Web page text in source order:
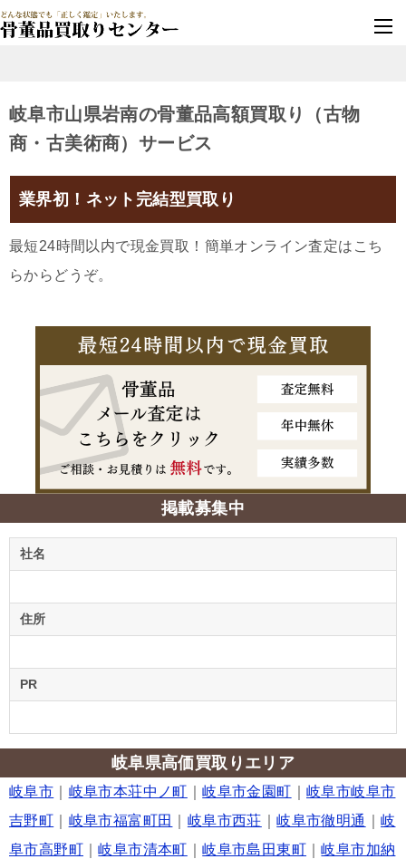
岐阜市山県岩南の骨董品高額買取り（古物
商・古美術商）サービス
業界初！ネット完結型買取り
最短24時間以内で現金買取！簡単オンライン査定はこち
らからどうぞ。
掲載募集中
社名
住所
PR
岐阜県高価買取りエリア
岐阜市 岐阜市本荘中ノ町 ｜岐阜市金園町 ｜岐阜市岐阜市
吉野町
岐阜市福富町田 岐阜市西荘 ｜岐阜市徹明通 ｜岐
阜市高野町
｜岐阜市清本町 ｜岐阜市島田東町 ｜岐阜市加納